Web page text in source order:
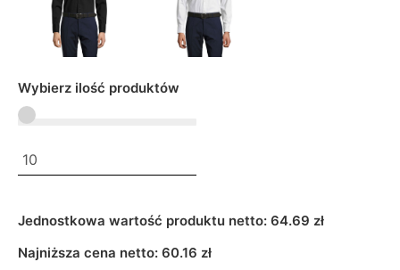
Wybierz ilość produktów
Jednostkowa wartość produktu netto: 64.69 zł
Najniższa cena netto: 60.16 zł